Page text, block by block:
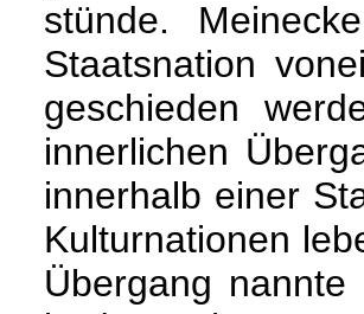
stünde.
Staatsnation
geschieden
innerlichen
innerhalb einer
Kulturnationen
Übergang